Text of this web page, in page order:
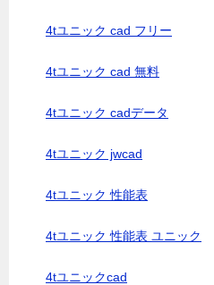
4tユニック cad フリー
4tユニック cad 無料
4tユニック cadデータ
4tユニック jwcad
4tユニック 性能表
4tユニック 性能表 ユニック
4tユニックcad